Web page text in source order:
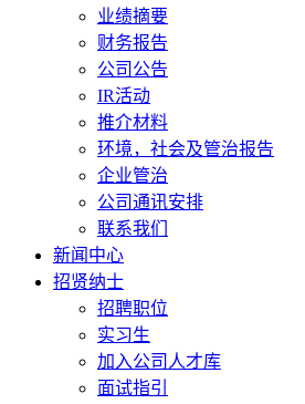
业绩摘要
财务报告
公司公告
IR活动
推介材料
环境，社会及管治报告
企业管治
公司通讯安排
联系我们
新闻中心
招贤纳士
招聘职位
实习生
加入公司人才库
面试指引